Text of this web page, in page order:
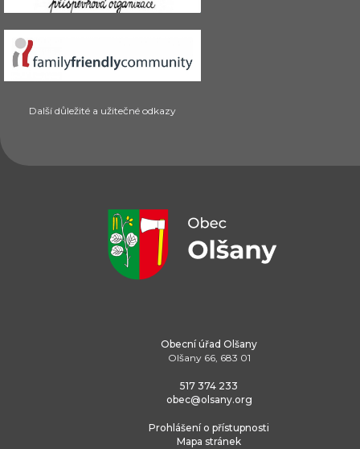
Další důležité a užitečné odkazy
Obecní úřad Olšany
Olšany 66, 683 01
517 374 233
obec@olsany.org
Prohlášení o přístupnosti
Mapa stránek